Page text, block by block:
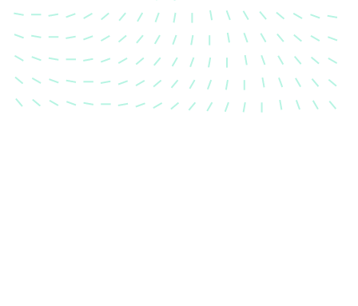
dass Ihre Fahrzeugkarosserie nach einem Unfall
wieder in ihren ursprünglichen Zustand gebracht
wird.